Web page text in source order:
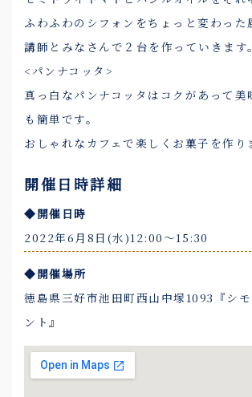
ふわふわのシフォンをちょっと変わった
講師とみなさんで２台を作っていきます。
<パンナコッタ>
真っ白なパンナコッタはコクがあって美
も簡単です。
おしゃれなカフェで楽しくお菓子を作り
開催日時詳細
◆開催日時
2022年6月8日(水)12:00〜15:30
◆開催場所
徳島県三好市池田町西山中塚1093『シ
ント』